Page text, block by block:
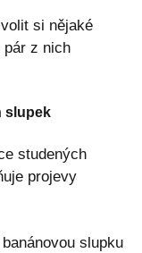
si nějaké
pár z nich
slupek
studených
projevy
slupku